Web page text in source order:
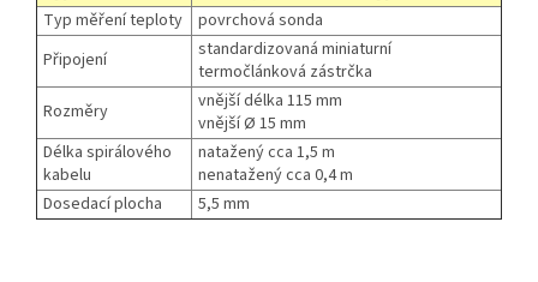
Typ měření teploty
povrchová sonda
Připojení
standardizovaná miniaturní
termočlánková zástrčka
Rozměry
vnější délka 115 mm
vnější Ø 15 mm
Délka spirálového
kabelu
natažený cca 1,5 m
nenatažený cca 0,4 m
Dosedací plocha
5,5 mm